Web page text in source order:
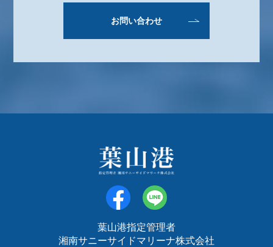
お問い合わせ
葉山港指定管理者
湘南サニーサイドマリーナ株式会社